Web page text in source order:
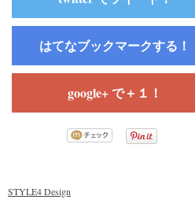
はてなブックマークする！
google+ で＋１！
STYLE4 Design